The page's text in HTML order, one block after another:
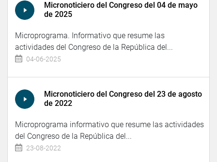
Micronoticiero del Congreso del 04 de mayo
de 2025
Microprograma. Informativo que resume las
actividades del Congreso de la República del...
04-06-2025
Micronoticiero del Congreso del 23 de agosto
de 2022
Microprograma informativo que resume las actividades
del Congreso de la República del...
23-08-2022